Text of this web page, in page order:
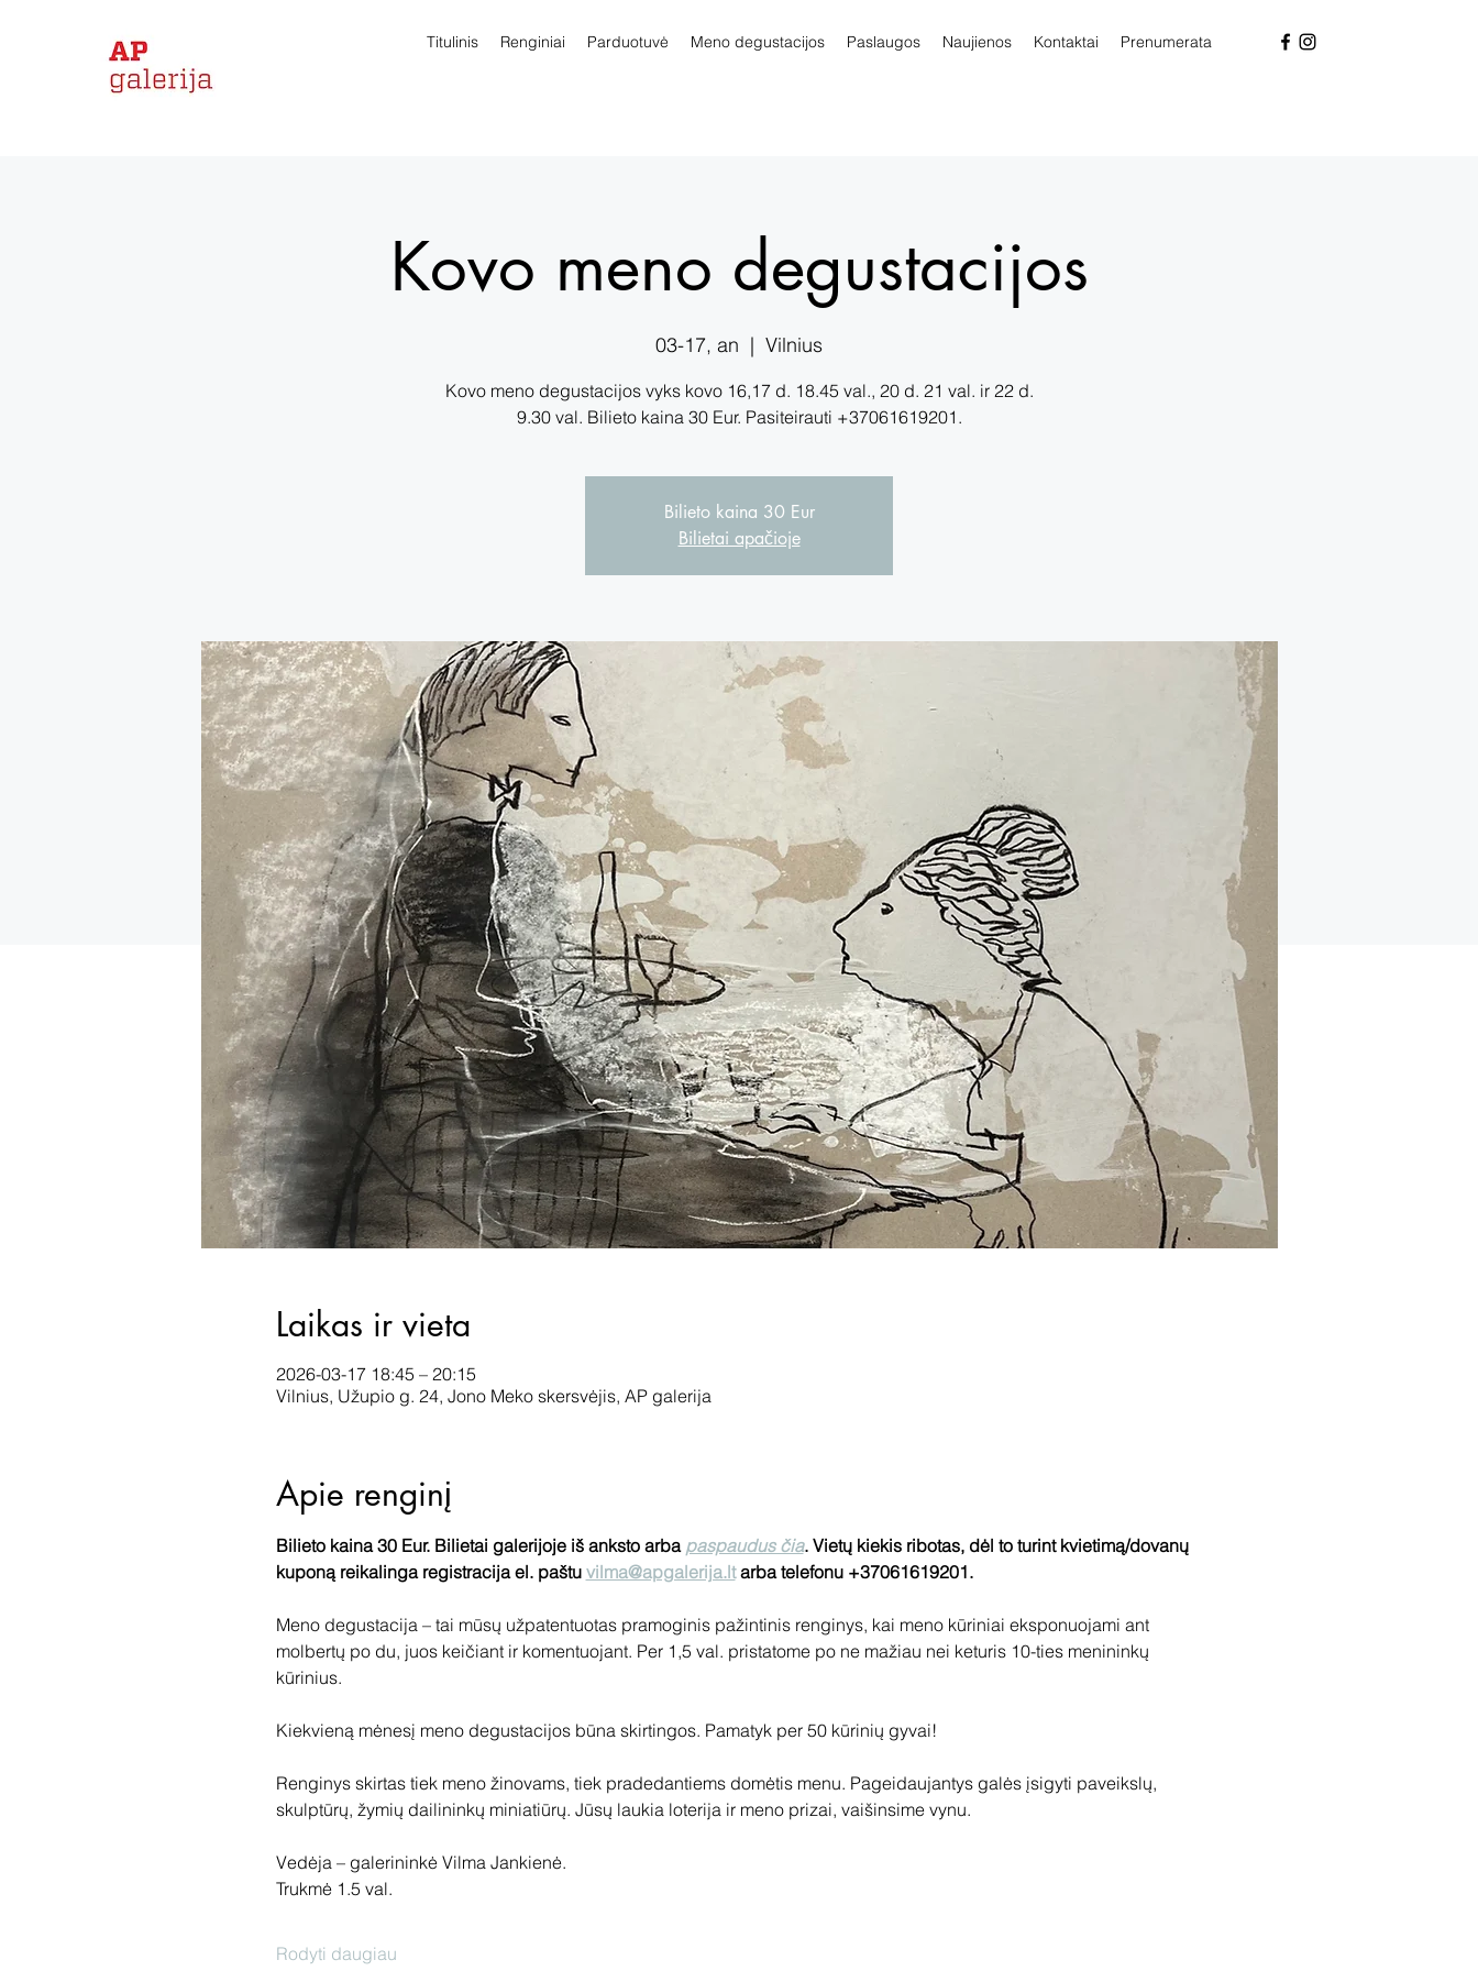
Titulinis Renginiai Parduotuvė Meno degustacijos Paslaugos Naujienos Kontaktai Prenumerata
Kovo meno degustacijos
03-17, an
  |
Vilnius
Kovo meno degustacijos vyks kovo 16,17 d. 18.45 val., 20 d. 21 val. ir 22 d.
9.30 val. Bilieto kaina 30 Eur. Pasiteirauti +37061619201.
Bilieto kaina 30 Eur
Bilietai apačioje
Laikas ir vieta
2026-03-17 18:45 – 20:15
Vilnius, Užupio g. 24, Jono Meko skersvėjis, AP galerija
Apie renginį
Bilieto kaina 30 Eur. Bilietai galerijoje iš anksto arba paspaudus čia. Vietų kiekis ribotas, dėl to turint kvietimą/dovanų
kuponą reikalinga registracija el. paštu vilma@apgalerija.lt arba telefonu +37061619201.
Meno degustacija – tai mūsų užpatentuotas pramoginis pažintinis renginys, kai meno kūriniai eksponuojami ant
molbertų po du, juos keičiant ir komentuojant. Per 1,5 val. pristatome po ne mažiau nei keturis 10-ties menininkų
kūrinius.
Kiekvieną mėnesį meno degustacijos būna skirtingos. Pamatyk per 50 kūrinių gyvai!
Renginys skirtas tiek meno žinovams, tiek pradedantiems domėtis menu. Pageidaujantys galės įsigyti paveikslų,
skulptūrų, žymių dailininkų miniatiūrų. Jūsų laukia loterija ir meno prizai, vaišinsime vynu.
Vedėja – galerininkė Vilma Jankienė.
Trukmė 1.5 val.
Rodyti daugiau